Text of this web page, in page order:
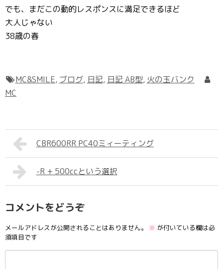
でも、まだこの動的レスポンスに満足できるほど
大人じゃない
38歳の春
MC&SMILE, ブログ, 日記, 日記 AB型, 火の玉バンク
MC
CBR600RR PC40ミィーティング
-R + 500ccという選択
コメントをどうぞ
メールアドレスが公開されることはありません。 ※ が付いている欄は必
須項目です